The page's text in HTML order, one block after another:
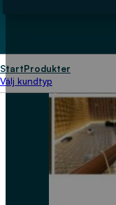
StartProdukter
Välj kundtyp